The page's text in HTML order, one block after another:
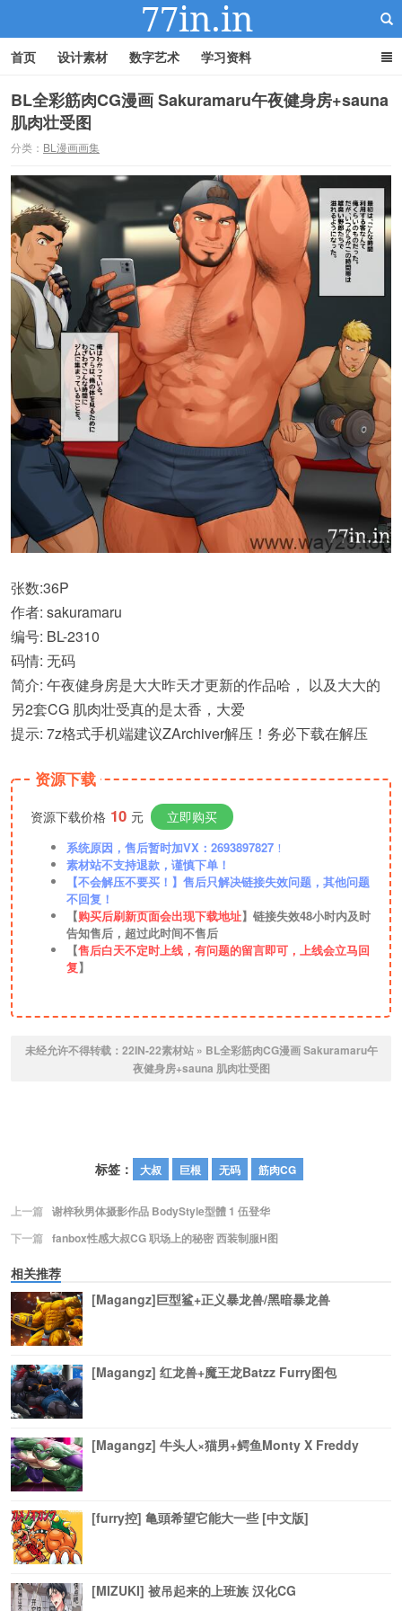
首页 设计素材 数字艺术 学习资料
BL全彩筋肉CG漫画 Sakuramaru午夜健身房+sauna
肌肉壮受图
分类： BL漫画画集
张数:36P
作者: sakuramaru
编号: BL-2310
码情: 无码
简介: 午夜健身房是大大昨天才更新的作品哈， 以及大大的
另2套CG 肌肉壮受真的是太香，大爱
提示: 7z格式手机端建议ZArchiver解压！务必下载在解压
资源下载
资源下载价格 10 元 立即购买
系统原因，售后暂时加VX：2693897827 ！
素材站不支持退款，谨慎下单！
【不会解压不要买！】售后只解决链接失效问题，其他问题
不回复！
【购买后刷新页面会出现下载地址】链接失效48小时内及时
告知售后，超过此时间不售后
【售后白天不定时上线，有问题的留言即可，上线会立马回
复】
未经允许不得转载： 22IN-22素材站» BL全彩筋肉CG漫画 Sakuramaru午
夜健身房+sauna 肌肉壮受图
标签： 大叔 巨根 无码 筋肉CG
上一篇 谢梓秋男体摄影作品 BodyStyle型體 1 伍登华
下一篇 fanbox性感大叔CG 职场上的秘密 西装制服H图
相关推荐
[Magangz]巨型鲨+正义暴龙兽/黑暗暴龙兽
[Magangz] 红龙兽+魔王龙Batzz Furry图包
[Magangz] 牛头人×猫男+鳄鱼Monty X Freddy
[furry控] 亀頭希望它能大一些 [中文版]
[MIZUKI] 被吊起来的上班族 汉化CG